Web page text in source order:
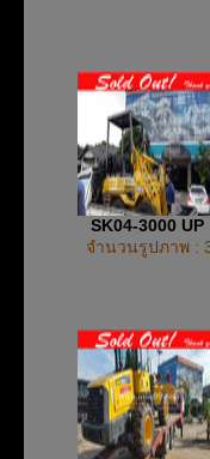
SK04-3000 UP
จำนวนรูปภาพ :